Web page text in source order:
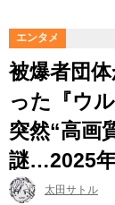
エンタメ
被爆者団
った『ウ
突然“高画
謎…2025
太田サトル